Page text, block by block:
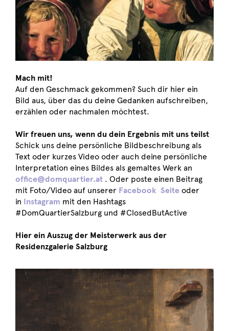
>> ins Bild klicken um das Video zu starten
Mach mit!
Auf den Geschmack gekommen? Such dir hier ein
Bild aus, über das du deine Gedanken aufschreiben,
erzählen oder nachmalen möchtest.
Wir freuen uns, wenn du dein Ergebnis mit uns teilst
Schick uns deine persönliche Bildbeschreibung als
Text oder kurzes Video oder auch deine persönliche
Interpretation eines Bildes als gemaltes Werk an
office@domquartier.at . Oder poste einen Beitrag
mit Foto/Video auf unserer Facebook Seite oder
in Instagram mit den Hashtags
#DomQuartierSalzburg und #ClosedButActive
Hier ein Auszug der Meisterwerk aus der
Residenzgalerie Salzburg